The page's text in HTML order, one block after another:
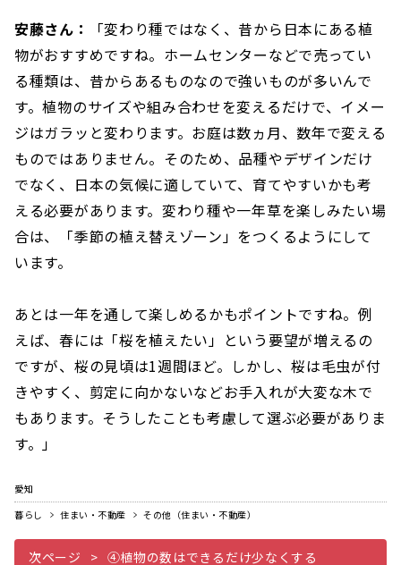
安藤さん：
「変わり種ではなく、昔から日本にある植
物がおすすめですね。ホームセンターなどで売ってい
る種類は、昔からあるものなので強いものが多いんで
す。植物のサイズや組み合わせを変えるだけで、イメー
ジはガラッと変わります。お庭は数ヵ月、数年で変える
ものではありません。そのため、品種やデザインだけ
でなく、日本の気候に適していて、育てやすいかも考
える必要があります。変わり種や一年草を楽しみたい場
合は、「季節の植え替えゾーン」をつくるようにして
います。
あとは一年を通して楽しめるかもポイントですね。例
えば、春には「桜を植えたい」という要望が増えるの
ですが、桜の見頃は1週間ほど。しかし、桜は毛虫が付
きやすく、剪定に向かないなどお手入れが大変な木で
もあります。そうしたことも考慮して選ぶ必要がありま
す。」
愛知
暮らし
住まい・不動産 その他（住まい・不動産）
次ページ ④植物の数はできるだけ少なくする